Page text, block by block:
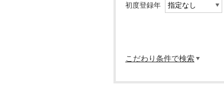
初度登録年
こだわり条件で検索